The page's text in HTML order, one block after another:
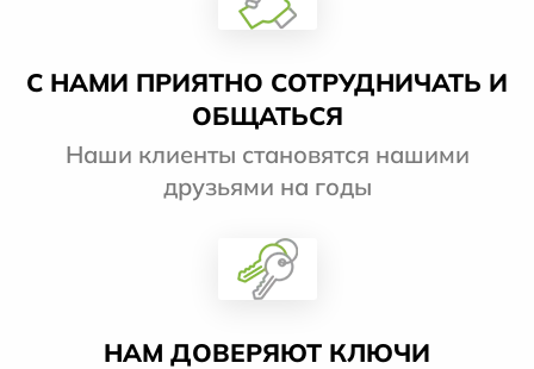
С НАМИ ПРИЯТНО СОТРУДНИЧАТЬ И
ОБЩАТЬСЯ
Наши клиенты становятся нашими
друзьями на годы
НАМ ДОВЕРЯЮТ КЛЮЧИ